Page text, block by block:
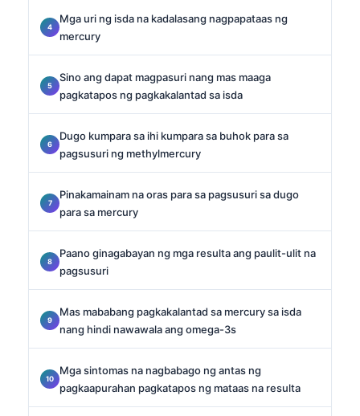
Mga uri ng isda na kadalasang nagpapataas ng
mercury
Sino ang dapat magpasuri nang mas maaga
pagkatapos ng pagkakalantad sa isda
Dugo kumpara sa ihi kumpara sa buhok para sa
pagsusuri ng methylmercury
Pinakamainam na oras para sa pagsusuri sa dugo
para sa mercury
Paano ginagabayan ng mga resulta ang paulit-ulit na
pagsusuri
Mas mababang pagkakalantad sa mercury sa isda
nang hindi nawawala ang omega-3s
Mga sintomas na nagbabago ng antas ng
pagkaapurahan pagkatapos ng mataas na resulta